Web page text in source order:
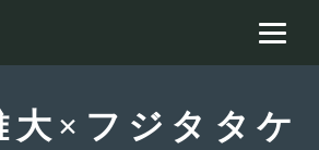
大×フジタタケ